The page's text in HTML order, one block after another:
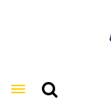
Toggle navigation